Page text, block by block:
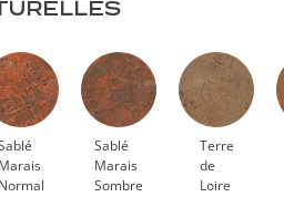
Marais
Normal
Sablé
Marais
Sombre
Terre
de
Loire